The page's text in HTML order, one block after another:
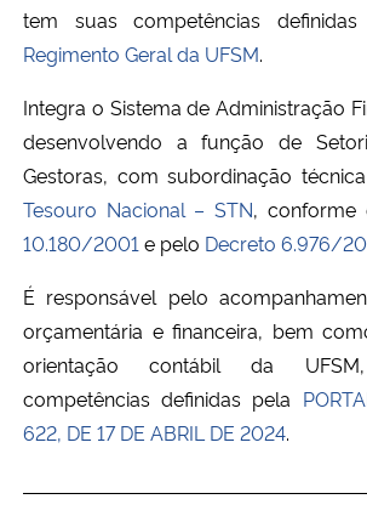
Ministério da Educação
Ministério de Minas e Energia
Ministério da Ciência, Tecnologia, Inovações e
Ministério do Turismo
tem suas competências
Regimento Geral da UFSM.
Integra o Sistema de Administração
desenvolvendo a função de
Gestoras, com subordinação
Tesouro Nacional – STN, conforme
10.180/2001 e pelo Decreto 6.976/
É responsável pelo
orçamentária e financeira, bem
orientação contábil da
competências definidas pela
622, DE 17 DE ABRIL DE 2024.